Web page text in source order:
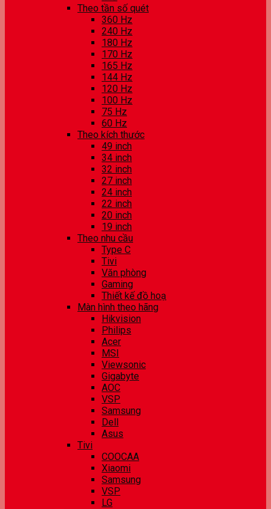
Theo tần số quét
360 Hz
240 Hz
180 Hz
170 Hz
165 Hz
144 Hz
120 Hz
100 Hz
75 Hz
60 Hz
Theo kích thước
49 inch
34 inch
32 inch
27 inch
24 inch
22 inch
20 inch
19 inch
Theo nhu cầu
Type C
Tivi
Văn phòng
Gaming
Thiết kế đồ hoạ
Màn hình theo hãng
Hikvision
Philips
Acer
MSI
Viewsonic
Gigabyte
AOC
VSP
Samsung
Dell
Asus
Tivi
COOCAA
Xiaomi
Samsung
VSP
LG